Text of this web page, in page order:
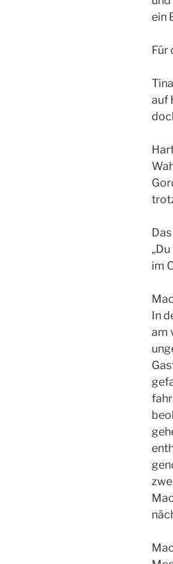
ein
Für
auf
im
In
am